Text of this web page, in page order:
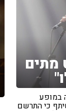
מתים
במופע
כי התרשם